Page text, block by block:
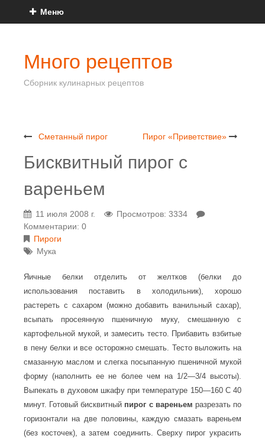
Меню
Много рецептов
Сборник кулинарных рецептов
Сметанный пирог Пирог «Приветствие»
Бисквитный пирог с
вареньем
11 июля 2008 г.
Просмотров: 3334
Комментарии: 0
Пироги
Мука
Яичные белки отделить от желтков (белки до
использования поставить в холодильник), хорошо
растереть с сахаром (можно добавить ванильный сахар),
всыпать просеянную пшеничную муку, смешанную с
картофельной мукой, и замесить тесто. Прибавить взбитые
в пену белки и все осторожно смешать. Тесто выложить на
смазанную маслом и слегка посыпанную пшеничной мукой
форму (наполнить ее не более чем на 1/2—3/4 высоты).
Выпекать в духовом шкафу при температуре 150—160 С 40
минут. Готовый бисквитный пирог с вареньем разрезать по
горизонтали на две половины, каждую смазать вареньем
(без косточек), а затем соединить. Сверху пирог украсить